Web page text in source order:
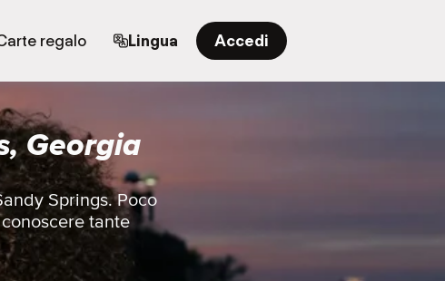
regalo Lingua Accedi
Georgia
Springs. Poco
tante